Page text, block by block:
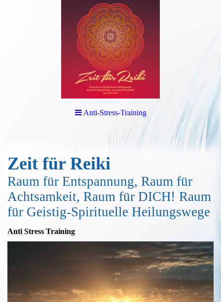
Anti-Stress-Training
Zeit für Reiki
Raum für Entspannung, Raum für
Achtsamkeit, Raum für DICH! Raum
für Geistig-Spirituelle Heilungswege
Anti Stress Training